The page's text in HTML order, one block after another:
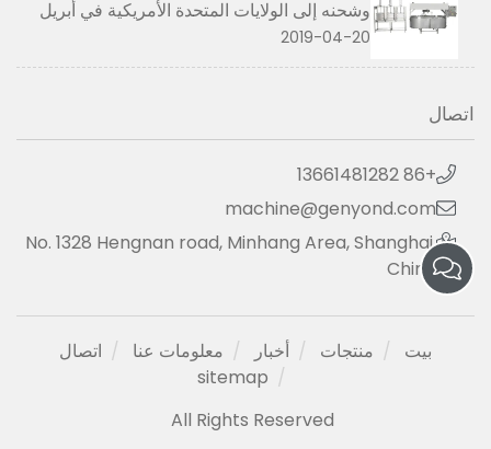
وشحنه إلى الولايات المتحدة الأمريكية في أبريل
2019
2019-04-20
اتصال
+86 13661481282
machine@genyond.com
No. 1328 Hengnan road, Minhang Area, Shanghai,
China
بيت منتجات أخبار معلومات عنا
اتصال
sitemap
All Rights Reserved